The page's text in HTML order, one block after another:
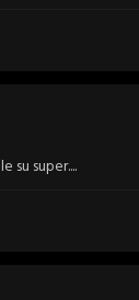
su super....